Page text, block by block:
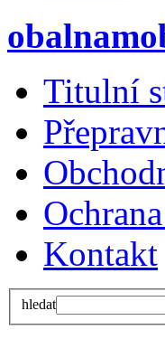
Titulní
Kontakt
hledat